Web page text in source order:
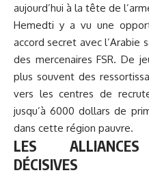
aujourd’hui à la tête de
Hemedti y a vu une
accord secret avec l’Arabie
des mercenaires FSR. De
plus souvent des
vers les centres de
jusqu’à 6000 dollars de
dans cette région pauvre.
LES ALLIANCES
DÉCISIVES